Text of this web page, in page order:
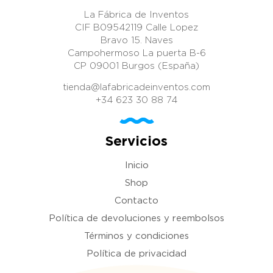
La Fábrica de Inventos
CIF B09542119 Calle Lopez
Bravo 15. Naves
Campohermoso La puerta B-6
CP 09001 Burgos (España)
tienda@lafabricadeinventos.com
+34 623 30 88 74
Servicios
Inicio
Shop
Contacto
Política de devoluciones y reembolsos
Términos y condiciones
Política de privacidad